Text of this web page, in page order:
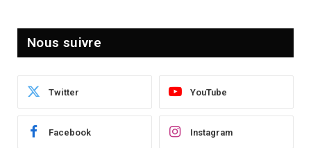
Nous suivre
Twitter YouTube
Facebook Instagram